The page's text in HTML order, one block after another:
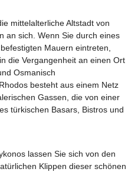
mittelalterliche Altstadt von
an sich. Wenn Sie durch eines
Mauern eintreten,
die Vergangenheit an einen Ort
Osmanisch
besteht aus einem Netz
Gassen, die von einer
türkischen Basars, Bistros und
lassen Sie sich von den
Klippen dieser schönen